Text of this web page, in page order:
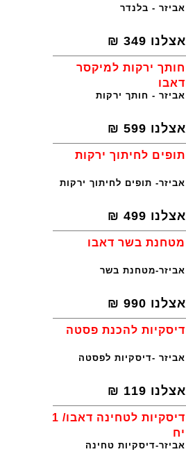
אביזר - בלנדר
אצלנו 349
₪
חותך ירקות למיקסר
דאבו
אביזר - חותך ירקות
אצלנו 599
₪
תופים לחיתוך ירקות
אביזר- תופים לחיתוך ירקות
אצלנו 499
₪
מטחנת בשר דאבו
אביזר-מטחנת בשר
אצלנו 990
₪
דיסקיות להכנת פסטה
אביזר -דיסקיות לפסטה
אצלנו 119
₪
דיסקיות לטחינה דאבו/ 1
יח
אביזר-דיסקיות טחינה